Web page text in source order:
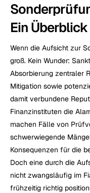
Ein Überblick
Wenn die Aufsicht zur
groß. Kein Wunder:
Absorbierung zentraler
Mitigation sowie
damit verbundene
Finanzinstituten die
machen Fälle von
schwerwiegende
Konsequenzen für die
Doch eine durch die
nicht zwangsläufig im
frühzeitig richtig